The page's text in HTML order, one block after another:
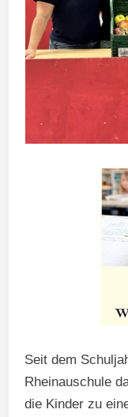
Seit dem
Rheinauschule
die Kinder zu